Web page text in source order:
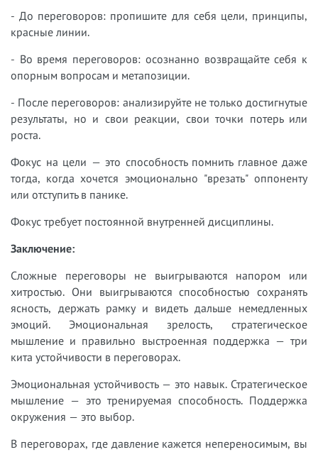
- До переговоров: пропишите для себя цели, принципы,
красные линии.
- Во время переговоров: осознанно возвращайте себя к
опорным вопросам и метапозиции.
- После переговоров: анализируйте не только достигнутые
результаты, но и свои реакции, свои точки потерь или
роста.
Фокус на цели — это способность помнить главное даже
тогда, когда хочется эмоционально "врезать" оппоненту
или отступить в панике.
Фокус требует постоянной внутренней дисциплины.
Заключение:
Сложные переговоры не выигрываются напором или
хитростью. Они выигрываются способностью сохранять
ясность, держать рамку и видеть дальше немедленных
эмоций. Эмоциональная зрелость, стратегическое
мышление и правильно выстроенная поддержка — три
кита устойчивости в переговорах.
Эмоциональная устойчивость — это навык. Стратегическое
мышление — это тренируемая способность. Поддержка
окружения — это выбор.
В переговорах, где давление кажется непереносимым, вы